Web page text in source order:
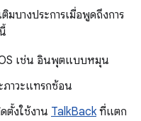
บางประการเมื่อพูดถึงการ
เช่น อินพุตแบบหมุน
าวะแทรกซ้อน
ตั้งใช้งาน TalkBackที่แตก